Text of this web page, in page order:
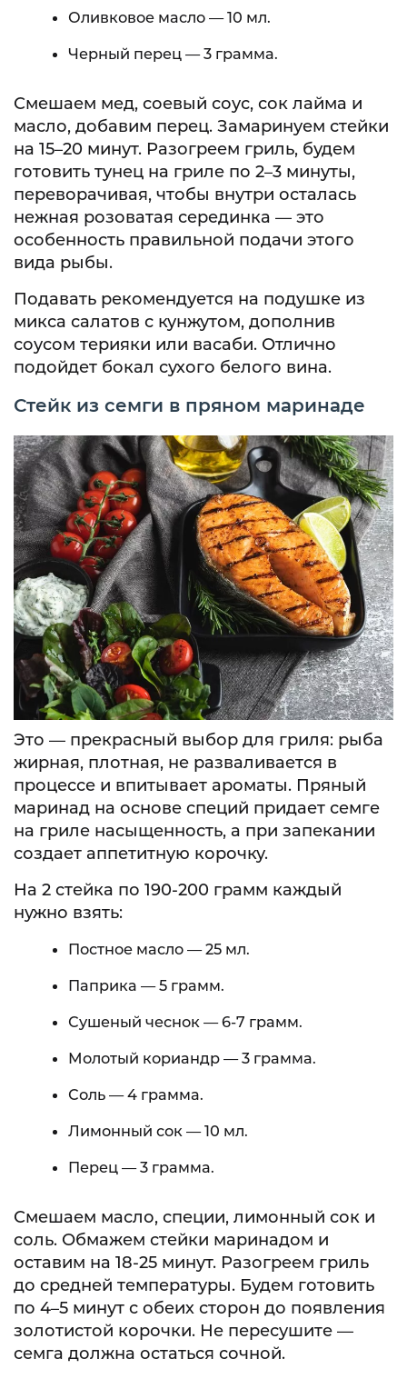
Оливковое масло — 10 мл.
Черный перец — 3 грамма.
Смешаем мед, соевый соус, сок лайма и
масло, добавим перец. Замаринуем стейки
на 15–20 минут. Разогреем гриль, будем
готовить тунец на гриле по 2–3 минуты,
переворачивая, чтобы внутри осталась
нежная розоватая серединка — это
особенность правильной подачи этого
вида рыбы.
Подавать рекомендуется на подушке из
микса салатов с кунжутом, дополнив
соусом терияки или васаби. Отлично
подойдет бокал сухого белого вина.
Стейк из семги в пряном маринаде
Это — прекрасный выбор для гриля: рыба
жирная, плотная, не разваливается в
процессе и впитывает ароматы. Пряный
маринад на основе специй придает семге
на гриле насыщенность, а при запекании
создает аппетитную корочку.
На 2 стейка по 190-200 грамм каждый
нужно взять:
Постное масло — 25 мл.
Паприка — 5 грамм.
Сушеный чеснок — 6-7 грамм.
Молотый кориандр — 3 грамма.
Соль — 4 грамма.
Лимонный сок — 10 мл.
Перец — 3 грамма.
Смешаем масло, специи, лимонный сок и
соль. Обмажем стейки маринадом и
оставим на 18-25 минут. Разогреем гриль
до средней температуры. Будем готовить
по 4–5 минут с обеих сторон до появления
золотистой корочки. Не пересушите —
семга должна остаться сочной.